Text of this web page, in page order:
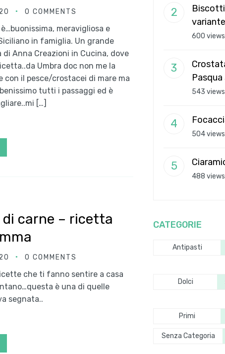
0 COMMENTS
meravigliosa e
in famiglia. Un grande
di Anna Creazioni in Cucina, dove
Umbra doc non me la
con il pesce/crostacei di mare ma
tutti i passaggi ed è
[…]
carne – ricetta
0 COMMENTS
che ti fanno sentire a casa
è una di quelle
segnata..
Biscotti
600 views
543 views
504 views
488 views
CATEGORIE
Antipasti
Dolci
Primi
Senza Categoria